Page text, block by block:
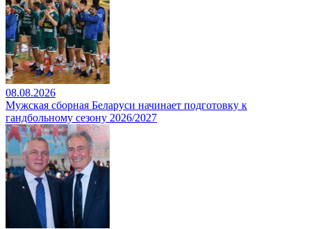
08.08.2026
Мужская сборная Беларуси начинает подготовку к
гандбольному сезону 2026/2027